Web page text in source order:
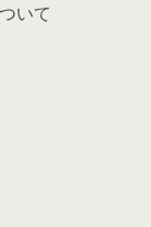
いて